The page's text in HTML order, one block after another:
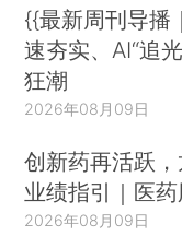
{{最新周刊导播
速夯实、AI“追
狂潮
2026年08月09日
创新药再活跃
业绩指引｜医
2026年08月09日